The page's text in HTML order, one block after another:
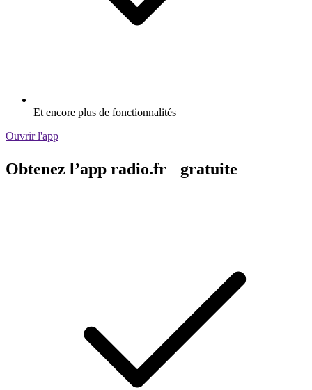
Et encore plus de fonctionnalités
Ouvrir l'app
Obtenez l’app radio.fr gratuite